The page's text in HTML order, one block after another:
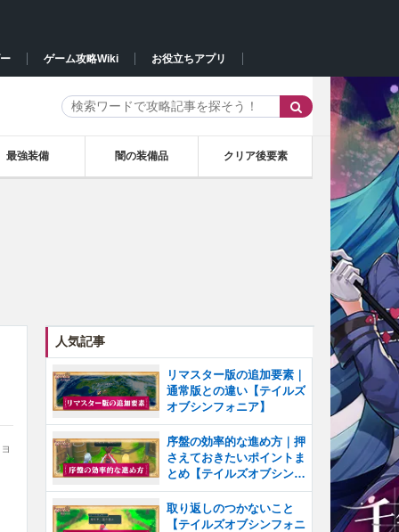
ゲーム攻略Wiki お役立ちアプリ
最強装備 闇の装備品 クリア後要素
人気記事
リマスター版の追加要素｜
通常版との違い【テイルズ
オブシンフォニア】
序盤の効率的な進め方｜押
さえておきたいポイントま
とめ【テイルズオブシンフ
ォニア】
取り返しのつかないこと
【テイルズオブシンフォニ